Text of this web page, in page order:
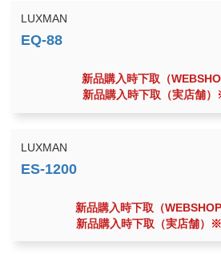
LUXMAN
新品購入時下取（
新品購入時下取（実店舗）
LUXMAN
新品購入時下取（WEBSHOP
新品購入時下取（実店舗）
※